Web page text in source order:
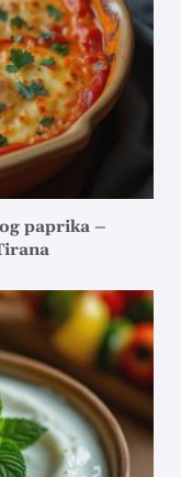
paprika –